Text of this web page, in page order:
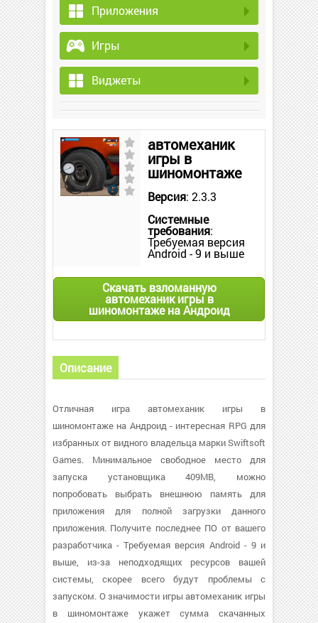
Приложения
Игры
Виджеты
автомеханик
игры в
шиномонтаже
Версия: 2.3.3
Системные
требования:
Требуемая версия
Android - 9 и выше
Скачать взломанную
автомеханик игры в
шиномонтаже на Андроид
Описание
Отличная игра автомеханик игры в
шиномонтаже на Андроид - интересная RPG для
избранных от видного владельца марки Swiftsoft
Games. Минимальное свободное место для
запуска установщика 409MB, можно
попробовать выбрать внешнюю память для
приложения для полной загрузки данного
приложения. Получите последнее ПО от вашего
разработчика - Требуемая версия Android - 9 и
выше, из-за неподходящих ресурсов вашей
системы, скорее всего будут проблемы с
запуском. О значимости игры автомеханик игры
в шиномонтаже укажет сумма скачанных